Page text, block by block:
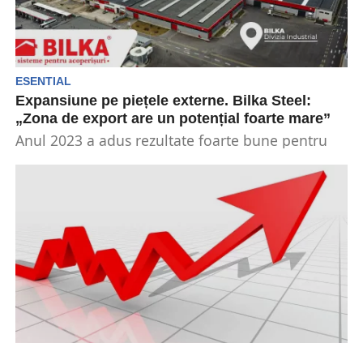
ESENTIAL
Expansiune pe piețele externe. Bilka Steel:
„Zona de export are un potențial foarte mare”
Anul 2023 a adus rezultate foarte bune pentru